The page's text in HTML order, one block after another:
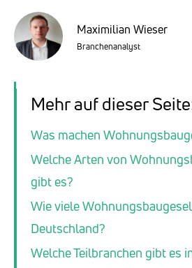
Maximilian Wieser
Branchenanalyst
Mehr auf dieser
Was machen
Welche Arten von
gibt es?
Wie viele
Deutschland?
Welche Teilbranchen gibt es